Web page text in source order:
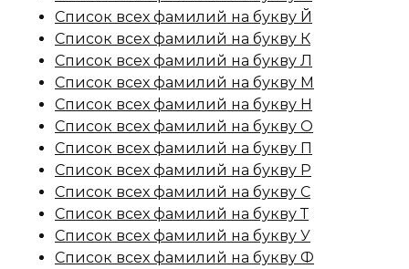
Список всех фамилий на букву Й
Список всех фамилий на букву К
Список всех фамилий на букву Л
Список всех фамилий на букву М
Список всех фамилий на букву Н
Список всех фамилий на букву О
Список всех фамилий на букву П
Список всех фамилий на букву Р
Список всех фамилий на букву С
Список всех фамилий на букву Т
Список всех фамилий на букву У
Список всех фамилий на букву Ф